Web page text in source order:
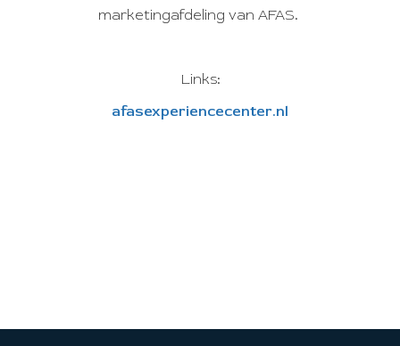
marketingafdeling van AFAS.
Links:
afasexperiencecenter.nl